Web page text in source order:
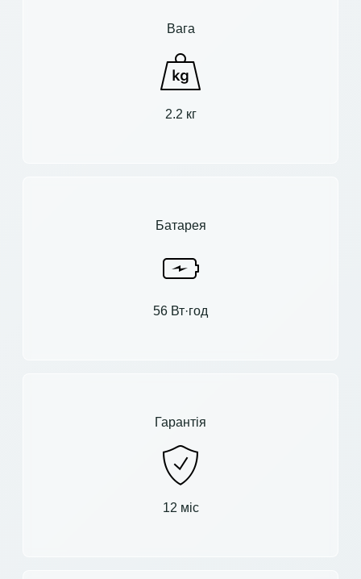
Вага
2.2 кг
Батарея
56 Вт·год
Гарантія
12 міс